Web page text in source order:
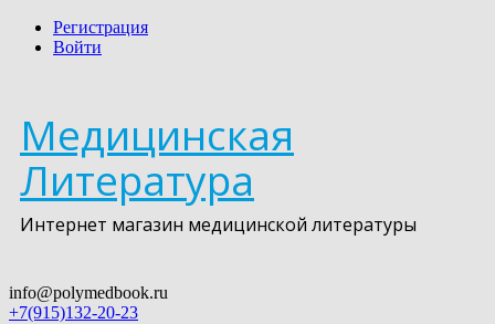
Регистрация
Войти
Медицинская
Литература
Интернет магазин медицинской литературы
info@polymedbook.ru
+7(915)132-20-23